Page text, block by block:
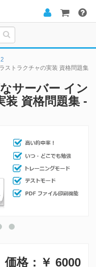
ストラクチャの実装 資格問題集
サーバー イン
装 資格問題集 -
価格：￥ 6000